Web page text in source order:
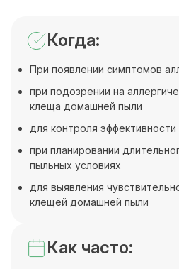
Когда:
При появлении симптомов
при подозрении на
клеща домашней пыли
для контроля эффективности
при планировании
пыльных условиях
для выявления
клещей домашней пыли
Как часто: